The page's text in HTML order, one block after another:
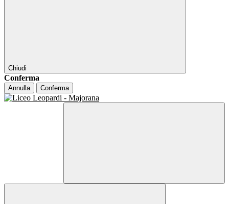
Chiudi
Conferma
Annulla Conferma